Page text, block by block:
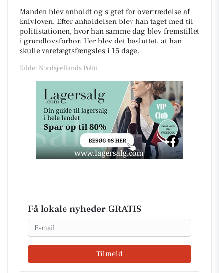
Manden blev anholdt og sigtet for overtrædelse af
knivloven. Efter anholdelsen blev han taget med til
politistationen, hvor han samme dag blev fremstillet
i grundlovsforhør. Her blev det besluttet, at han
skulle varetægtsfængsles i 15 dage.
Kilde: Nordsjællands Politi
Få lokale nyheder GRATIS
Email
Tilmeld